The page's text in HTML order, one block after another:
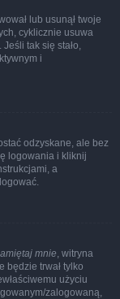
lub usunął twoje
cyklicznie usuwa
tak się stało,
i
odzyskane, ale bez
logowania i kliknij
a
mnie, witryna
będzie trwał tylko
użyciu
zalogowaną,